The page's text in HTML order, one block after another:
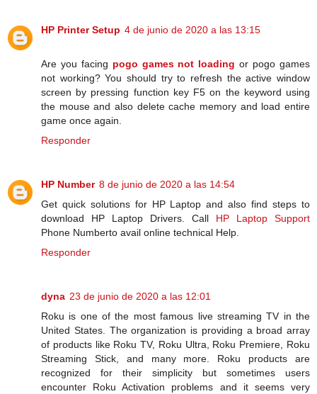
HP Printer Setup 4 de junio de 2020 a las 13:15
Are you facing pogo games not loading or pogo games
not working? You should try to refresh the active window
screen by pressing function key F5 on the keyword using
the mouse and also delete cache memory and load entire
game once again.
Responder
HP Number 8 de junio de 2020 a las 14:54
Get quick solutions for HP Laptop and also find steps to
download HP Laptop Drivers. Call HP Laptop Support
Phone Numberto avail online technical Help.
Responder
dyna 23 de junio de 2020 a las 12:01
Roku is one of the most famous live streaming TV in the
United States. The organization is providing a broad array
of products like Roku TV, Roku Ultra, Roku Premiere, Roku
Streaming Stick, and many more. Roku products are
recognized for their simplicity but sometimes users
encounter Roku Activation problems and it seems very